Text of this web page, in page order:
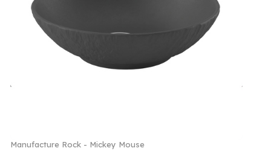
Manufacture Rock - Mickey Mouse